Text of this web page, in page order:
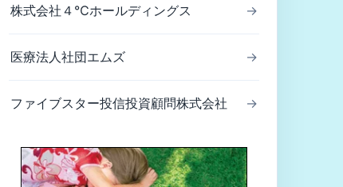
株式会社４℃ホールディングス →
医療法人社団エムズ →
ファイブスター投信投資顧問株式会社 →